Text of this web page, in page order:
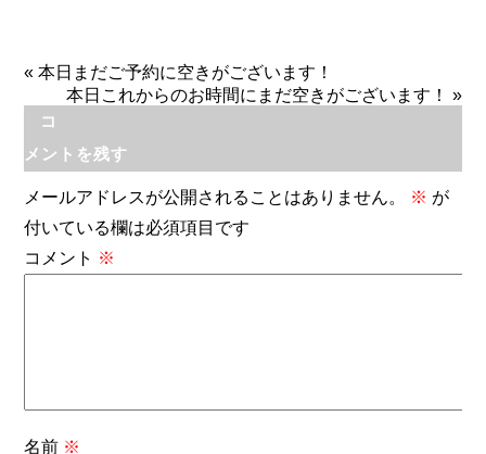
«本日まだご予約に空きがございます！
本日これからのお時間にまだ空きがございます！
»
コ
メントを残す
メールアドレスが公開されることはありません。 ※ が
付いている欄は必須項目です
コメント ※
名前 ※